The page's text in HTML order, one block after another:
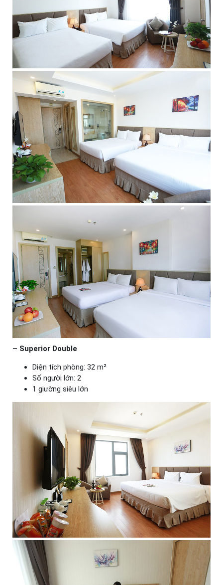
– Superior Double
Diện tích phòng: 32 m²
Số người lớn: 2
1 giường siêu lớn